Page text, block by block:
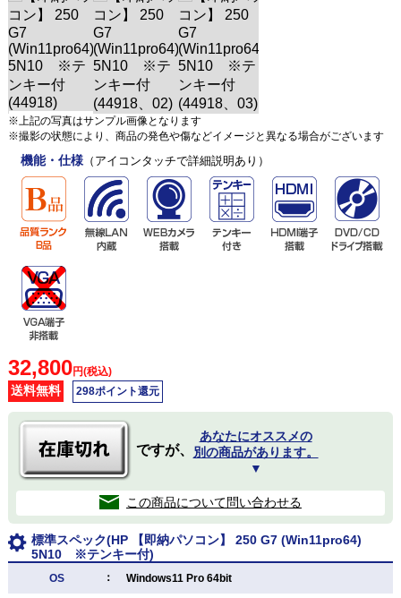
※上記の写真はサンプル画像となります
※撮影の状態により、商品の発色や傷などイメージと異なる場合がございます
機能・仕様（アイコンタッチで詳細説明あり）
32,800円(税込)
送料無料 298ポイント還元
ですが、
あなたにオススメの
別の商品があります。
▼
この商品について問い合わせる
標準スペック(HP 【即納パソコン】 250 G7 (Win11pro64)
5N10 ※テンキー付)
OS ： Windows11 Pro 64bit